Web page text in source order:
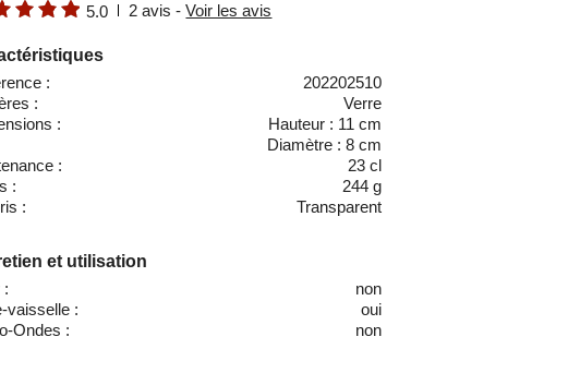
5.0
2 avis -Voir les avis
:
202202510
:
Verre
:
Hauteur : 11 cm
Diamètre : 8 cm
:
23 cl
:
244 g
:
Transparent
et utilisation
:
non
vaisselle :
oui
Ondes :
non